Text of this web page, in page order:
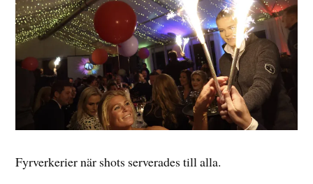
Fyrverkerier när shots serverades till alla.